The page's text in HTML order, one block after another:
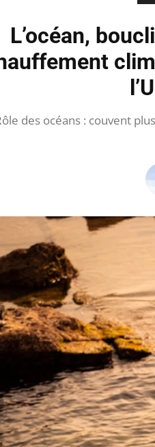
L’océan,
des océans : couvent